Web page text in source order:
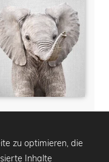
ab14,90 €
zu optimieren, die
Inhalte